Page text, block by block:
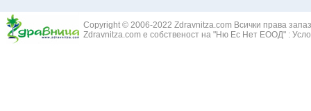
Copyright © 2006-2022 Zdravnitza.com Всички права
Zdravnitza.com е собственост на "Ню Ес Нет ЕООД" :